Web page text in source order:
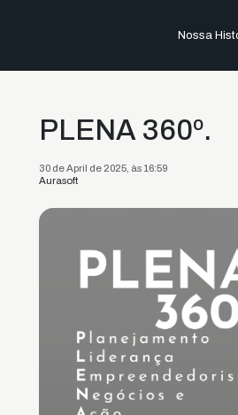
Nossa
PLENA 360º.
30 de April de 2025, às 16:59
Aurasoft